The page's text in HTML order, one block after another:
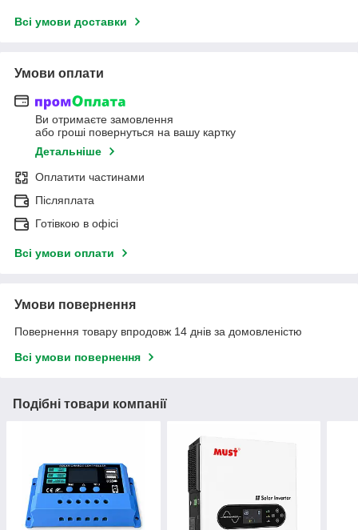
Всі умови доставки
Умови оплати
Ви отримаєте замовлення
або гроші повернуться на вашу картку
Детальніше
Оплатити частинами
Післяплата
Готівкою в офісі
Всі умови оплати
Умови повернення
Повернення товару впродовж 14 днів за домовленістю
Всі умови повернення
Подібні товари компанії